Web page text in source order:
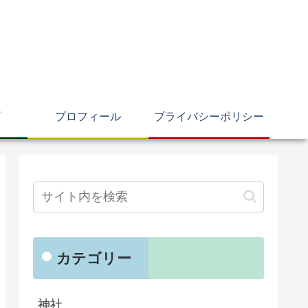
プロフィール プライバシーポリシー
カテゴリー
神社